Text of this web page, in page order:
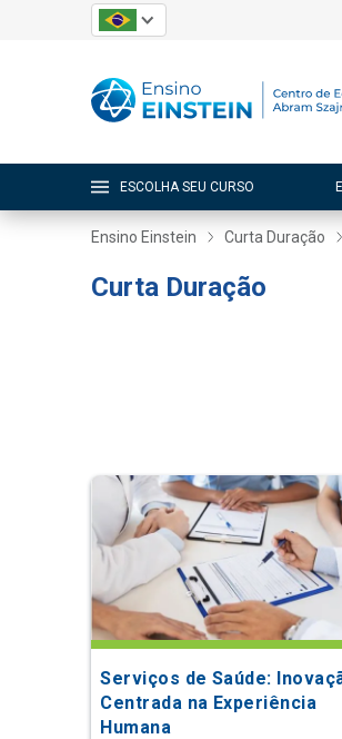
ESCOLHA SEU CURSO
Ensino Einstein Curta Duração
Curta Duração
Serviços de Saúde:
Centrada na Experiência
Humana